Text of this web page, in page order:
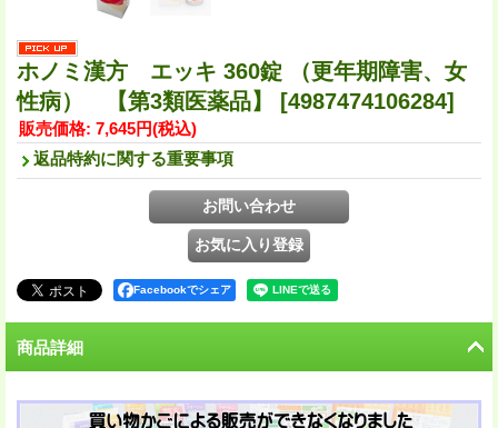
ホノミ漢方 エッキ 360錠 （更年期障害、女
性病） 【第3類医薬品】 [4987474106284]
販売価格: 7,645円(税込)
返品特約に関する重要事項
Facebookでシェア
商品詳細